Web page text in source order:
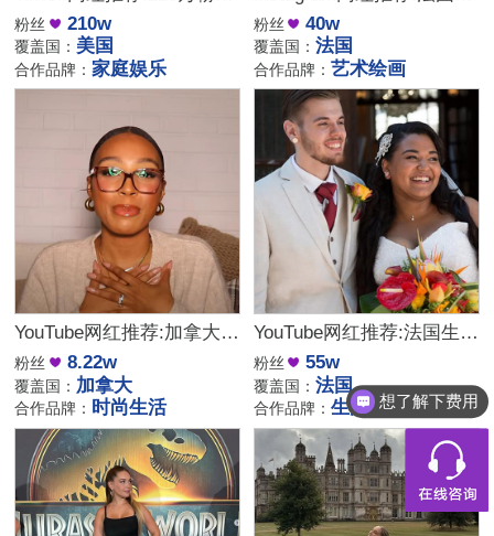
粉丝 210w
覆盖国： 美国
合作品牌：家庭娱乐
粉丝 40w
覆盖国：法国
合作品牌： 艺术绘画
YouTube网红推荐:加拿大时尚生活微型小达人
粉丝 8.22w
覆盖国： 加拿大
合作品牌： 时尚生活
YouTube网红推荐:法国生活家庭类博主适合推广智能家居和儿童服饰
粉丝 55w
覆盖国：法国
合作品牌：生活家庭都有什么服务